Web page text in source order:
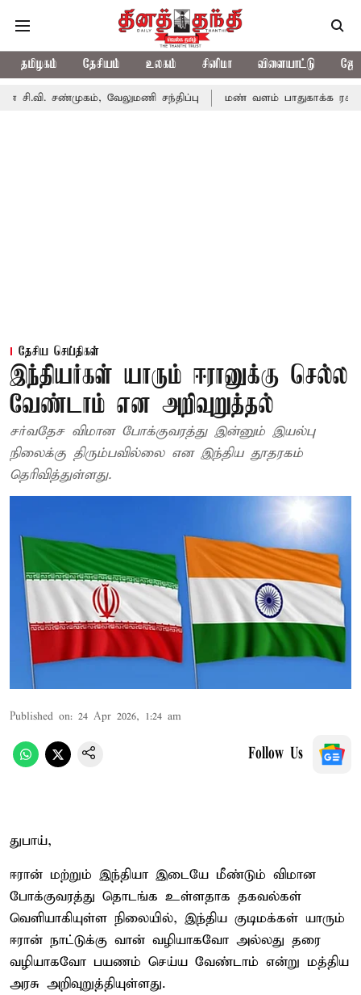
தமிழகம் தேசியம் உலகம் சினிமா விளையாட்டு
வேலுமணி சந்திப்பு மண் வளம் பாதுகாக்க ரசாயன உரம்
தேசிய செய்திகள்
இந்தியர்கள் யாரும் ஈரானுக்கு செல்ல
வேண்டாம் என அறிவுறுத்தல்
சர்வதேச விமான போக்குவரத்து இன்னும் இயல்பு
நிலைக்கு திரும்பவில்லை என இந்திய தூதரகம்
தெரிவித்துள்ளது.
Published on: 24 Apr 2026, 1:24 am
Follow Us
துபாய்,
ஈரான் மற்றும் இந்தியா இடையே மீண்டும் விமான
போக்குவரத்து தொடங்க உள்ளதாக தகவல்கள்
வெளியாகியுள்ள நிலையில், இந்திய குடிமக்கள் யாரும்
ஈரான் நாட்டுக்கு வான் வழியாகவோ அல்லது தரை
வழியாகவோ பயணம் செய்ய வேண்டாம் என்று மத்திய
அரசு அறிவுறுத்தியுள்ளது.